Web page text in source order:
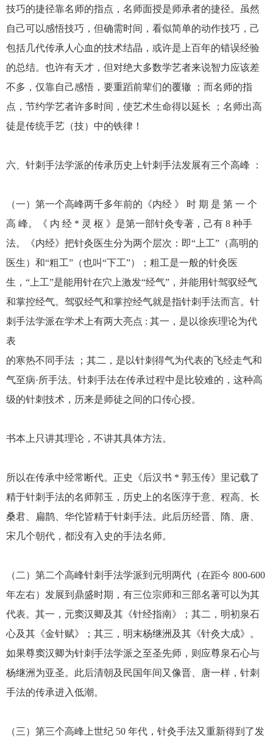
技巧的捷径靠名师的指点，名师面授是师承者的捷径。虽然
自己可以感悟技巧，但确需时间，看似简单的动作技巧，己
包括几代传承人心血的技术结晶，或许是上百年的错误经验
的总结。也许有天才，但对绝大多数学艺者来说智力应该差
不多，仅靠自己感悟，要重蹈前辈们的覆辙 ；而名师的指
点，节约学艺者许多时间，使艺术生命得以延长 ；名师出高
徒是传统手艺（技）中的铁律！
六、针刺手法学派的传承历史上针刺手法发展有三个高峰 ：
（一）第一个高峰两千多年前的《内经 》 时 期 是 第 一 个
高 峰。《 内 经 * 灵 枢 》是第一部针灸专著，己有 8 种手
法。《内经》把针灸医生分为两个层次：即“上工”（高明的
医生）和“粗工”（也叫“下工”）；粗工是一般的针灸医
生，“上工”是能用针在穴上激发“经气”，并能用针驾驭经气
和掌控经气。驾驭经气和掌控经气就是指针刺手法而言。针
刺手法学派在学术上有两大亮点 : 其一，是以徐疾理论为代
表
的寒热不同手法 ；其二，是以针刺得气为代表的飞经走气和
气至病·所手法。针刺手法在传承过程中是比较难的，这种高
级的针刺技术，历来是师徒之间的口传心授。
书本上只讲其理论，不讲其具体方法。
所以在传承中经常断代。正史《后汉书 * 郭玉传》里记载了
精于针刺手法的名师郭玉，历史上的名医淳于意、程高、长
桑君、扁鹊、华佗皆精于针刺手法。此后历经晋、隋、唐、
宋几个朝代，都没有入史的手法名师。
（二）第二个高峰针刺手法学派到元明两代（在距今 800-600
年左右）发展到鼎盛时期，有三位宗师和三部名著可以为其
代表。其一，元窦汉卿及其《针经指南》；其二，明初泉石
心及其《金针赋》；其三，明末杨继洲及其《针灸大成》。
如果尊窦汉卿为针刺手法学派之至圣先师，则应尊泉石心与
杨继洲为亚圣。此后清朝及民国年间又像晋、唐一样，针刺
手法的传承进入低潮。
（三）第三个高峰上世纪 50 年代，针灸手法又重新得到了发